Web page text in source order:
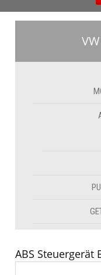
ABS Steuergerät